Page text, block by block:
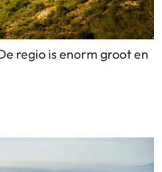
regio is enorm groot en